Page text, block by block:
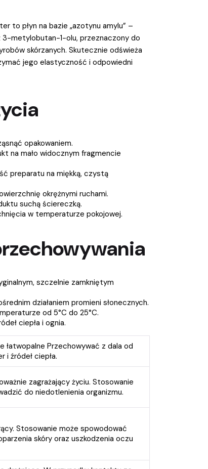
to płyn na bazie „azotynu amylu” –
3-metylobutan-1-olu, przeznaczony do
skórzanych. Skutecznie odświeża
jego elastyczność i odpowiedni
opakowaniem.
na mało widocznym fragmencie
preparatu na miękką, czystą
okrężnymi ruchami.
suchą ściereczką.
w temperaturze pokojowej.
szczelnie zamkniętym
działaniem promieni słonecznych.
od 5°C do 25°C.
ciepła i ognia.
łatwopalne Przechowywać z dala od
i źródeł ciepła.
zagrażający życiu. Stosowanie
do niedotlenienia organizmu.
Stosowanie może spowodować
skóry oraz uszkodzenia oczu